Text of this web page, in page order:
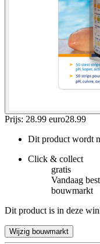
Prijs: 28.99 euro28.99
Dit product wordt
Click & collect
gratis
Vandaag
bouwmarkt
Dit product is in deze
Wijzig bouwmarkt